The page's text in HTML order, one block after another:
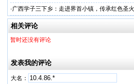
·广西学子三下乡：走进界首小镇，传承红色圣火
相关评论
暂时还没有评论
发表我的评论
大名：